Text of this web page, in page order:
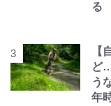
る
【
ど
う
年